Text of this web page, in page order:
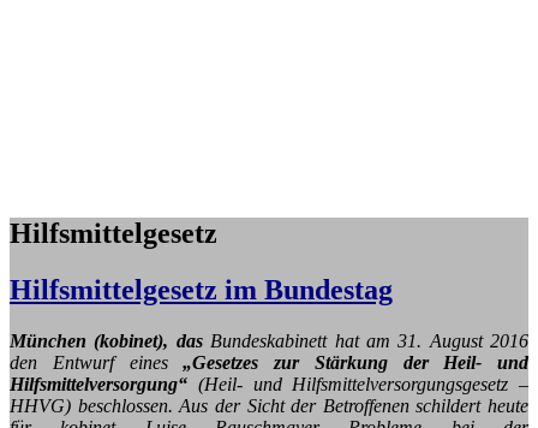
Hilfsmittelgesetz
Hilfsmittelgesetz im Bundestag
München (kobinet), dasBundeskabinett hat am 31. August 2016
den Entwurf eines„Gesetzes zur Stärkung der Heil- und
Hilfsmittelversorgung“ (Heil- und Hilfsmittelversorgungsgesetz –
HHVG) beschlossen. Aus der Sicht der Betroffenen schildert heute